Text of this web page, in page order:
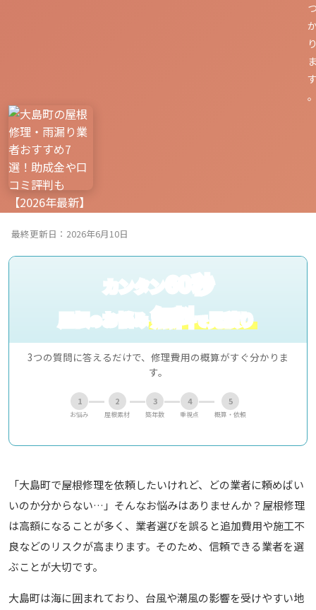
最終更新日：2026年6月10日
カンタン60秒
屋根のお悩み無料で見積り
3つの質問に答えるだけで、修理費用の概算がすぐ分かりま
す。
1
お悩み
2
屋根素材
3
築年数
4
重視点
5
概算・依頼
「大島町で屋根修理を依頼したいけれど、どの業者に頼めばい
いのか分からない…」そんなお悩みはありませんか？屋根修理
は高額になることが多く、業者選びを誤ると追加費用や施工不
良などのリスクが高まります。そのため、信頼できる業者を選
ぶことが大切です。
大島町は海に囲まれており、台風や潮風の影響を受けやすい地